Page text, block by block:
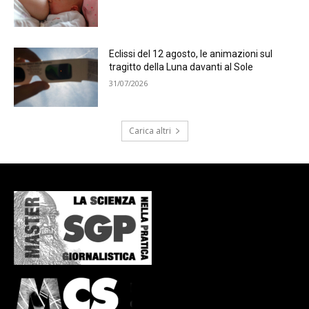
Eclissi del 12 agosto, le animazioni sul
tragitto della Luna davanti al Sole
31/07/2026
Carica altri